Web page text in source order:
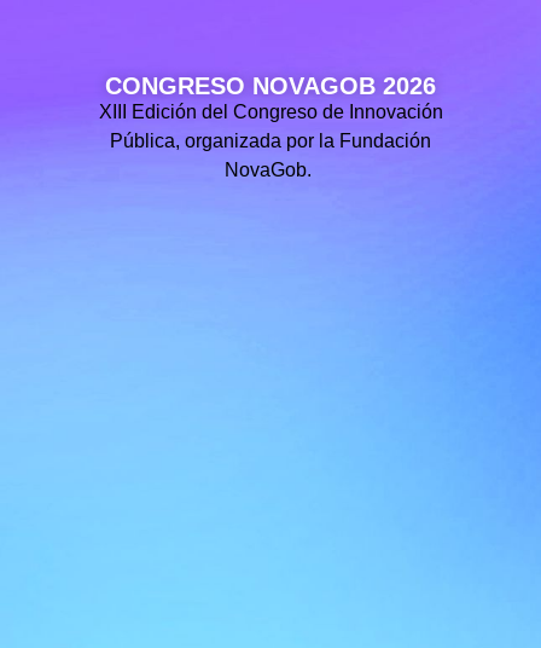
CONGRESO NOVAGOB 2026
XIII Edición del Congreso de Innovación
Pública, organizada por la Fundación
NovaGob.